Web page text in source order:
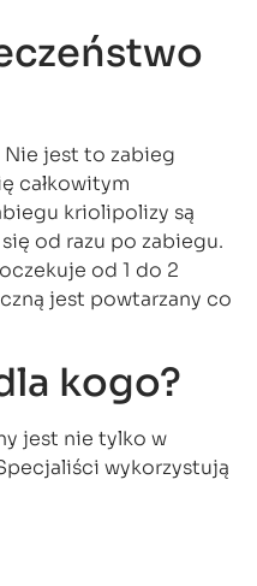
jest to zabieg
całkowitym
kriolipolizy są
od razu po zabiegu.
od 1 do 2
jest powtarzany co
kogo?
jest nie tylko w
wykorzystują